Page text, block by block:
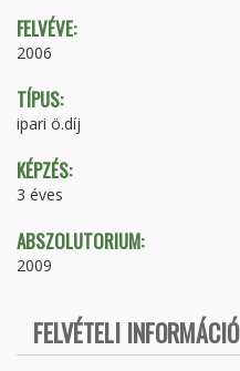
FELVÉVE:
2006
TÍPUS:
ipari ö.díj
KÉPZÉS:
3 éves
ABSZOLUTORIUM:
2009
FELVÉTELI INFORMÁCIÓ